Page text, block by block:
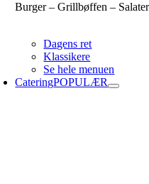
Burger – Grillbøffen –
Dagens ret
Klassikere
Se hele menuen
CateringPOPULÆR